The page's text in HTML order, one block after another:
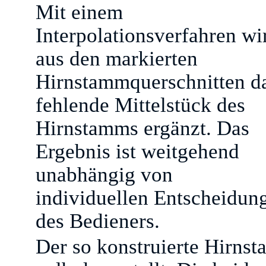
Mit einem
Interpolationsverfahren
aus den markierten
Hirnstammquerschnitten
fehlende Mittelstück des
Hirnstamms ergänzt. Das
Ergebnis ist weitgehend
unabhängig von
individuellen
des Bedieners.
Der so konstruierte